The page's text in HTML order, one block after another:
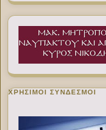
ΧΡΉΣΙΜΟΙ ΣΎΝΔΕΣΜΟΙ